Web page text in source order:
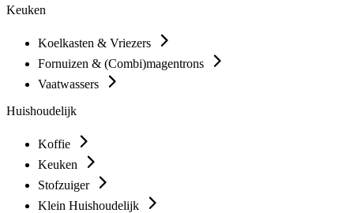
Keuken
Koelkasten & Vriezers
Fornuizen & (Combi)magentrons
Vaatwassers
Huishoudelijk
Koffie
Keuken
Stofzuiger
Klein Huishoudelijk